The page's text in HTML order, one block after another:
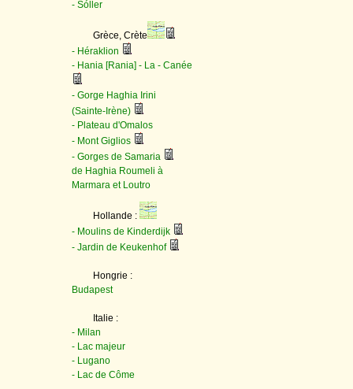
- Sóller
Grèce, Crète
- Héraklion
- Hania [Rania] - La - Canée
- Gorge Haghia Irini
(Sainte-Irène)
- Plateau d'Omalos
- Mont Giglios
- Gorges de Samaria
de Haghia Roumeli à
Marmara et Loutro
Hollande :
- Moulins de Kinderdijk
- Jardin de Keukenhof
Hongrie :
Budapest
Italie :
- Milan
- Lac majeur
- Lugano
- Lac de Côme